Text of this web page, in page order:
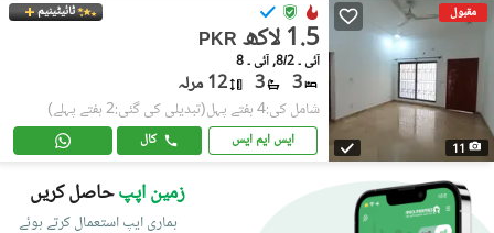
مقبول
11
ٹائیٹینیم
PKR 1.5 لاکھ
آئی ۔ 8/2, آئی ۔ 8
3
3 12 مرلہ
شامل کی:4 ہفتے پہل (تبدیلی کی گئی:2 ہفتے پہلے)
ایس ایم ایس کال
زمین اپپحاصل کریں
ہماری ایپ استعمال کرتے ہوئے